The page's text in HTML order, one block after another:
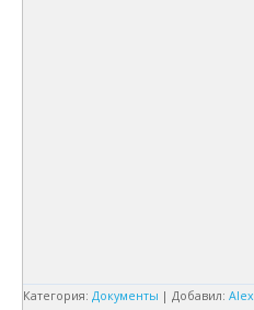
Категория: Документы | Добавил: Alex